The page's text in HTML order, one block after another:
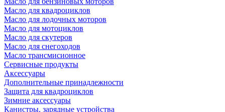
Масло для квадроциклов
Масло для лодочных моторов
Масло для мотоциклов
Масло для скутеров
Масло для снегоходов
Масло трансмисионное
Сервисные продукты
Аксессуары
Дополнительные принадлежности
Защита для квадроциклов
Зимние аксессуары
Канистры, зарядные устройства